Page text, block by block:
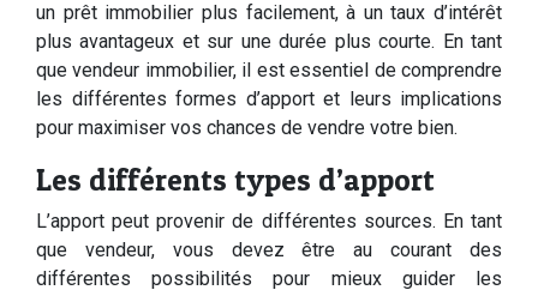
un prêt immobilier plus facilement, à un taux d’intérêt
plus avantageux et sur une durée plus courte. En tant
que vendeur immobilier, il est essentiel de comprendre
les différentes formes d’apport et leurs implications
pour maximiser vos chances de vendre votre bien.
Les différents types d’apport
L’apport peut provenir de différentes sources. En tant
que vendeur, vous devez être au courant des
différentes possibilités pour mieux guider les